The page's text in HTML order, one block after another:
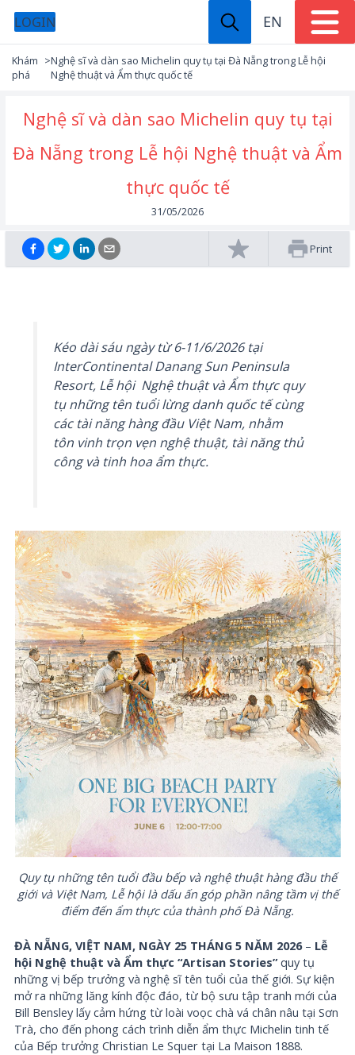
LOGIN EN
Khám
phá
>Nghệ sĩ và dàn sao Michelin quy tụ tại Đà Nẵng trong Lễ hội
Nghệ thuật và Ẩm thực quốc tế
Nghệ sĩ và dàn sao Michelin quy tụ tại
Đà Nẵng trong Lễ hội Nghệ thuật và Ẩm
thực quốc tế
31/05/2026
Print
Kéo dài sáu ngày từ 6-11/6/2026 tại
InterContinental Danang Sun Peninsula
Resort, Lễ hội Nghệ thuật và Ẩm thực quy
tụ những tên tuổi lừng danh quốc tế cùng
các tài năng hàng đầu Việt Nam, nhằm
tôn vinh trọn vẹn nghệ thuật, tài năng thủ
công và tinh hoa ẩm thực.
Quy tụ những tên tuổi đầu bếp và nghệ thuật hàng đầu thế
giới và Việt Nam, Lễ hội là dấu ấn góp phần nâng tầm vị thế
điểm đến ẩm thực của thành phố Đà Nẵng.
ĐÀ NẴNG, VIỆT NAM, NGÀY 25 THÁNG 5 NĂM 2026– Lễ
hội Nghệ thuật và Ẩm thực “Artisan Stories”quy tụ
những vị bếp trưởng và nghệ sĩ tên tuổi của thế giới. Sự kiện
mở ra những lăng kính độc đáo, từ bộ sưu tập tranh mới của
Bill Bensley lấy cảm hứng từ loài voọc chà vá chân nâu tại Sơn
Trà, cho đến phong cách trình diễn ẩm thực Michelin tinh tế
của Bếp trưởng Christian Le Squer tại La Maison 1888.